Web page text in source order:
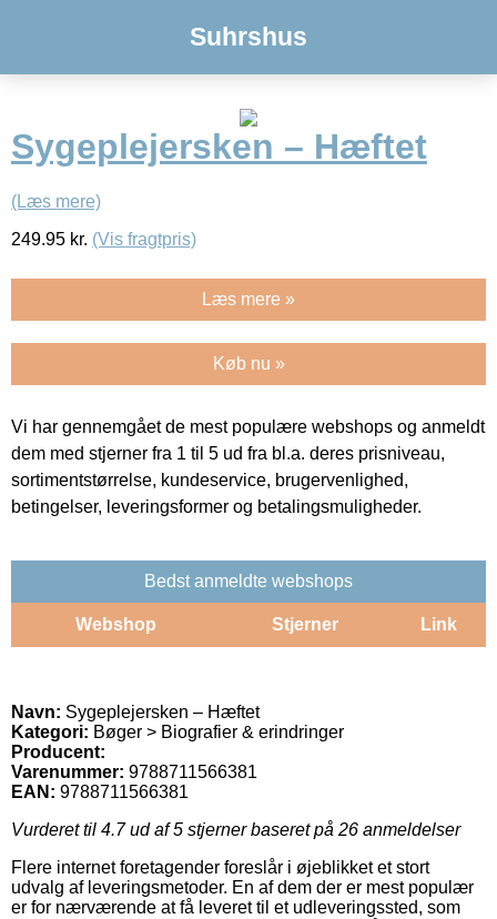
Suhrshus
Sygeplejersken – Hæftet
(Læs mere)
249.95 kr. (Vis fragtpris)
Læs mere »
Køb nu »
Vi har gennemgået de mest populære webshops og anmeldt
dem med stjerner fra 1 til 5 ud fra bl.a. deres prisniveau,
sortimentstørrelse, kundeservice, brugervenlighed,
betingelser, leveringsformer og betalingsmuligheder.
Bedst anmeldte webshops
Webshop Stjerner Link
Navn: Sygeplejersken – Hæftet
Kategori: Bøger > Biografier & erindringer
Producent:
Varenummer: 9788711566381
EAN: 9788711566381
Vurderet til 4.7ud af 5 stjerner baseret på 26 anmeldelser
Flere internet foretagender foreslår i øjeblikket et stort
udvalg af leveringsmetoder. En af dem der er mest populær
er for nærværende at få leveret til et udleveringssted, som